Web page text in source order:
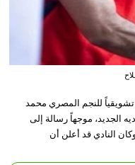
للنجم المصري محمد
الجديد، موجهاً رسالة إلى
وكان النادي قد أعلن أن